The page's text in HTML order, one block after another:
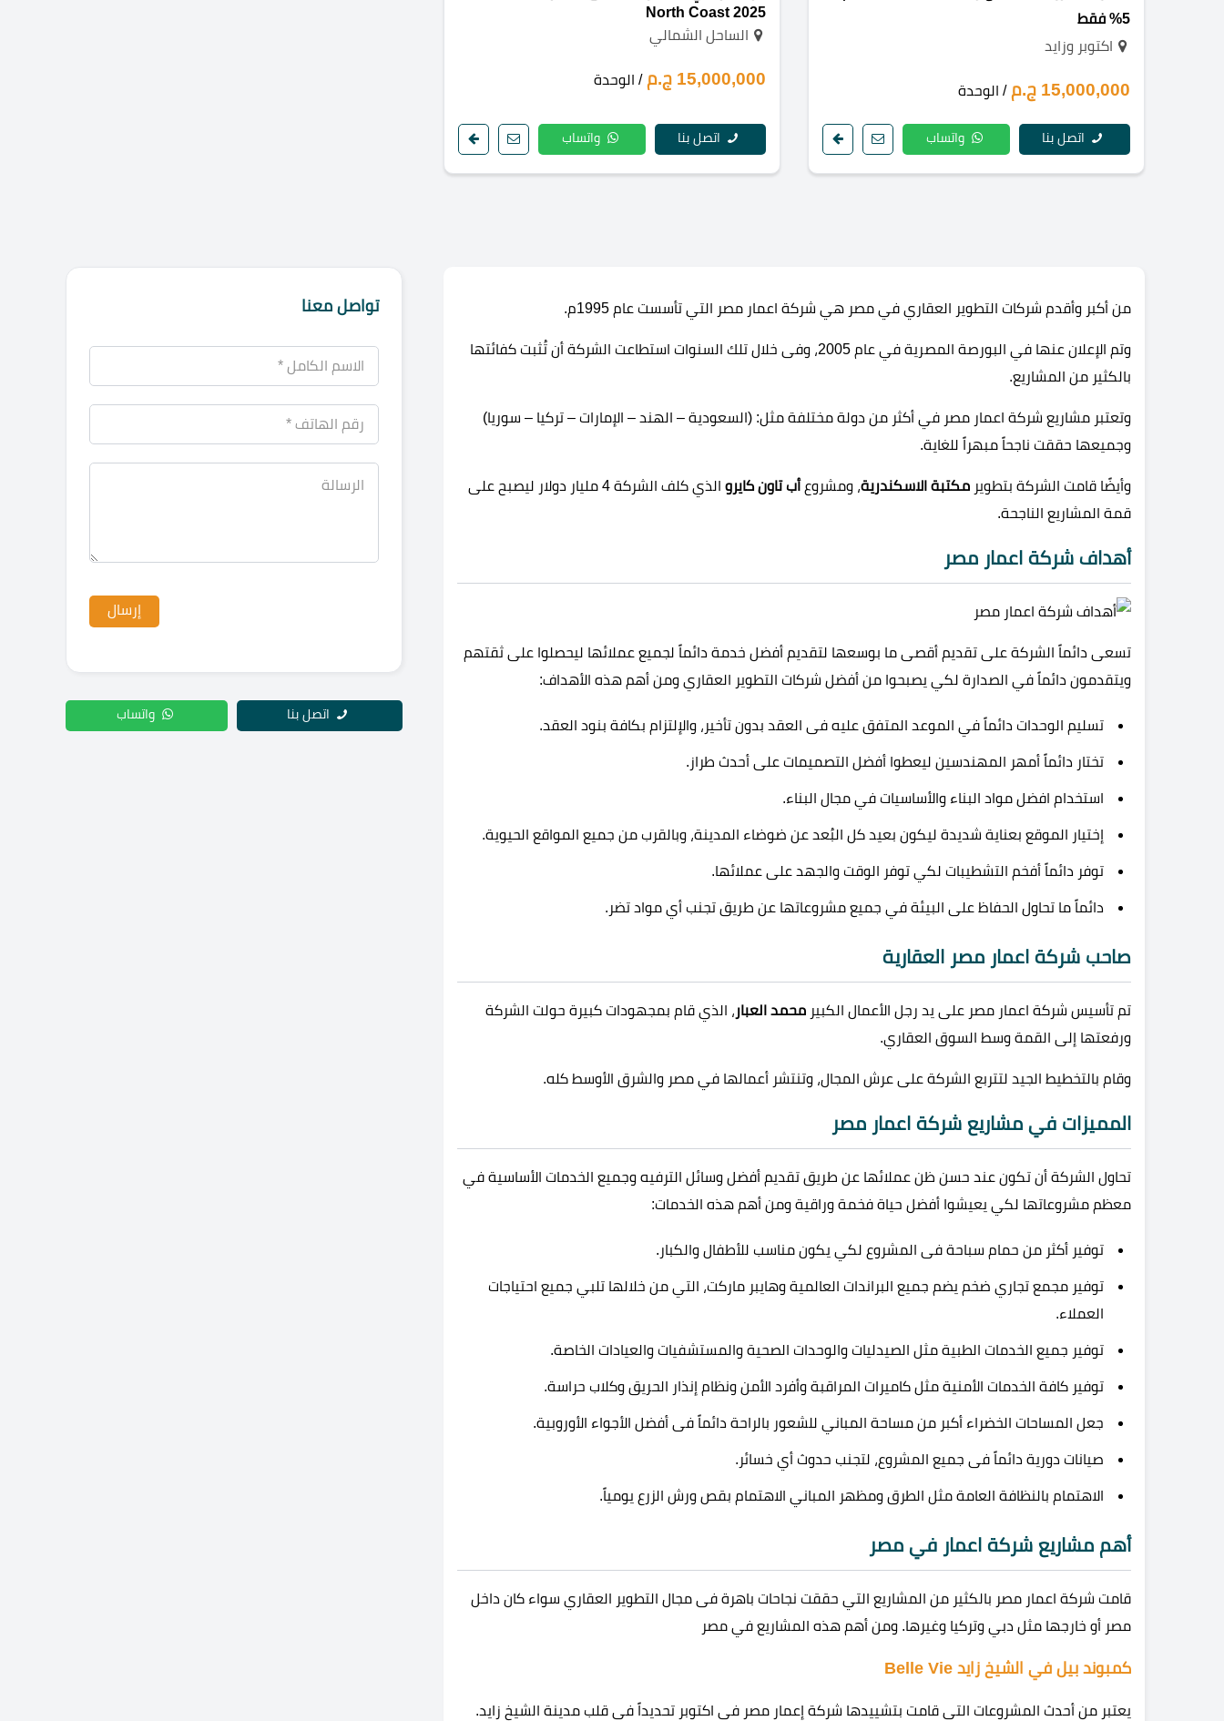
5% فقط
اكتوبر وزايد
15,000,000 ج.م / الوحدة
اتصل بنا واتساب
North Coast 2025
الساحل الشمالي
15,000,000 ج.م / الوحدة
اتصل بنا واتساب
من أكبر وأقدم شركات التطوير العقاري في مصر هي شركة اعمار مصر التي تأسست عام 1995م.
وتم الإعلان عنها في البورصة المصرية في عام 2005، وفى خلال تلك السنوات استطاعت الشركة أن تُثبت كفائتها
بالكثير من المشاريع.
وتعتبر مشاريع شركة اعمار مصر في أكثر من دولة مختلفة مثل: (السعودية – الهند – الإمارات – تركيا – سوريا)
وجميعها حققت ناجحاً مبهراً للغاية.
وأيضًا قامت الشركة بتطوير مكتبة الاسكندرية، ومشروع أب تاون كايرو
الذي كلف الشركة 4 مليار دولار ليصبح على
قمة المشاريع الناجحة.
أهداف شركة اعمار مصر
تسعى دائماً الشركة على تقديم أقصى ما بوسعها لتقديم أفضل خدمة دائماً لجميع عملائها ليحصلوا على ثقتهم
ويتقدمون دائماً في الصدارة لكي يصبحوا من أفضل شركات التطوير العقاري ومن أهم هذه الأهداف:
تسليم الوحدات دائماً في الموعد المتفق عليه فى العقد بدون تأخير، والإلتزام بكافة بنود العقد.
تختار دائماً أمهر المهندسين ليعطوا أفضل التصميمات على أحدث طراز.
استخدام افضل مواد البناء والأساسيات في مجال البناء.
إختيار الموقع بعناية شديدة ليكون بعيد كل البُعد عن ضوضاء المدينة، وبالقرب من جميع المواقع الحيوية.
توفر دائماً أفخم التشطيبات لكي توفر الوقت والجهد على عملائها.
دائماً ما تحاول الحفاظ على البيئة في جميع مشروعاتها عن طريق تجنب أي مواد تضر.
صاحب شركة اعمار مصر العقارية
تم تأسيس شركة اعمار مصر على يد رجل الأعمال الكبير محمد العبار ، الذي قام بمجهودات كبيرة حولت الشركة
ورفعتها إلى القمة وسط السوق العقاري.
وقام بالتخطيط الجيد لتتربع الشركة على عرش المجال، وتنتشر أعمالها في مصر والشرق الأوسط كله.
المميزات في مشاريع شركة اعمار مصر
تحاول الشركة أن تكون عند حسن ظن عملائها عن طريق تقديم أفضل وسائل الترفيه وجميع الخدمات الأساسية في
معظم مشروعاتها لكي يعيشوا أفضل حياة فخمة وراقية ومن أهم هذه الخدمات:
توفير أكثر من حمام سباحة فى المشروع لكي يكون مناسب للأطفال والكبار.
توفير مجمع تجاري ضخم يضم جميع البراندات العالمية وهايبر ماركت، التي من خلالها تلبي جميع احتياجات
العملاء.
توفير جميع الخدمات الطبية مثل الصيدليات والوحدات الصحية والمستشفيات والعيادات الخاصة.
توفير كافة الخدمات الأمنية مثل كاميرات المراقبة وأفرد الأمن ونظام إنذار الحريق وكلاب حراسة.
جعل المساحات الخضراء أكبر من مساحة المباني للشعور بالراحة دائماً فى أفضل الأجواء الأوروبية.
صيانات دورية دائماً فى جميع المشروع، لتجنب حدوث أي خسائر.
الاهتمام بالنظافة العامة مثل الطرق ومظهر المباني الاهتمام بقص ورش الزرع يومياً.
أهم مشاريع شركة اعمار في مصر
قامت شركة اعمار مصر بالكثير من المشاريع التي حققت نجاحات باهرة فى مجال التطوير العقاري سواء كان داخل
مصر أو خارجها مثل دبي وتركيا وغيرها. ومن أهم هذه المشاريع في مصر
كمبوند بيل في الشيخ زايد Belle Vie
يعتبر من أحدث المشروعات التي قامت بتشييدها شركة إعمار مصر فى اكتوبر تحديداً فى قلب مدينة الشيخ زايد.
تواصل معنا
اتصل بنا واتساب